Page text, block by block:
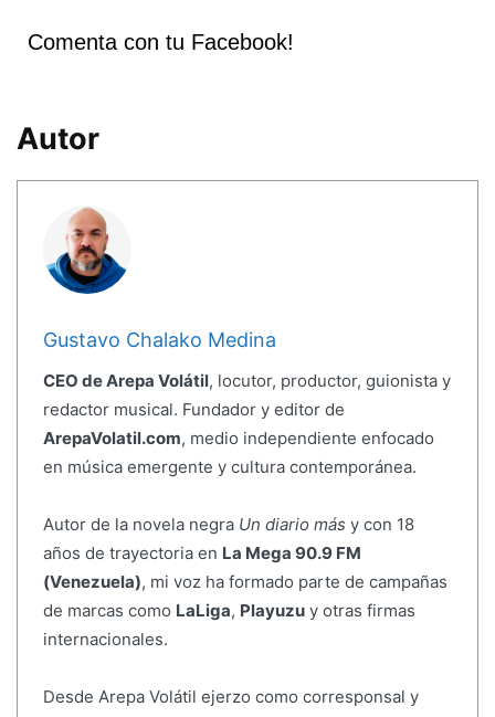
Comenta con tu Facebook!
Autor
Gustavo Chalako Medina
CEO de Arepa Volátil, locutor, productor, guionista y
redactor musical. Fundador y editor de
ArepaVolatil.com, medio independiente enfocado
en música emergente y cultura contemporánea.
Autor de la novela negra Un diario más y con 18
años de trayectoria en La Mega 90.9 FM
(Venezuela), mi voz ha formado parte de campañas
de marcas como LaLiga, Playuzuy otras firmas
internacionales.
Desde Arepa Volátil ejerzo como corresponsal y